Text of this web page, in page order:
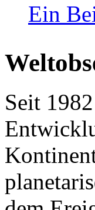
Ein
Seit